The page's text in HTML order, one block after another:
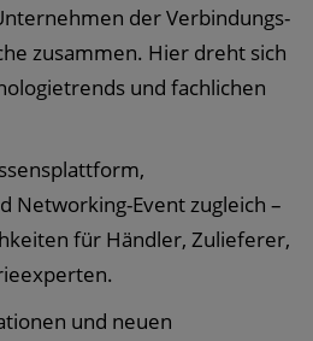
der Verbindungs-
zusammen. Hier dreht sich
und fachlichen
Networking-Event zugleich –
für Händler, Zulieferer,
und neuen